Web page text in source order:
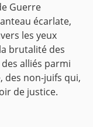
Guerre
écarlate,
les yeux
brutalité des
alliés parmi
des non-juifs qui,
de justice.